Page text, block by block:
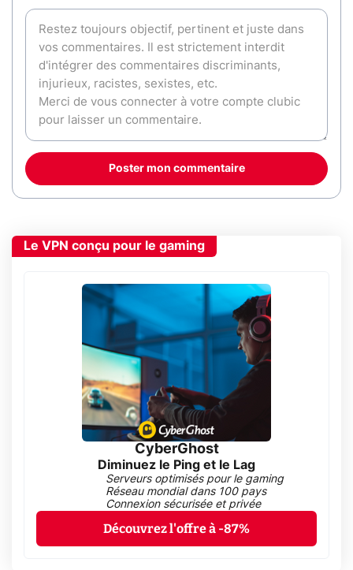
Poster mon commentaire
Le VPN conçu pour le gaming
CyberGhost
Diminuez le Ping et le Lag
Serveurs optimisés pour le gaming
Réseau mondial dans 100 pays
Connexion sécurisée et privée
Découvrez l'offre à -87%